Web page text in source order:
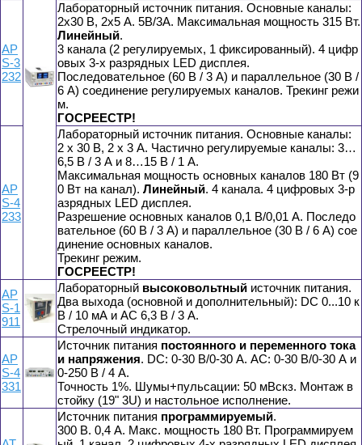
AP
S-3
232
Лабораторный источник питания. Основные каналы:
2x30 В, 2x5 А. 5В/3А. Максимальная мощность 315 Вт.
Линейный.
3 канала (2 регулируемых, 1 фиксированный). 4 цифр
овых 3-х разрядных LED дисплея.
Последовательное (60 В / 3 А) и параллельное (30 В /
6 А) соединение регулируемых каналов. Трекинг режи
м.
ГОСРЕЕСТР!
AP
S-4
233
Лабораторный источник питания. Основные каналы:
2 х 30 В, 2 x 3 А. Частично регулируемые каналы: 3…
6,5 В / 3 А и 8…15 В / 1 А.
Максимальная мощность основных каналов 180 Вт (9
0 Вт на канал). Линейный. 4 канала. 4 цифровых 3-р
азрядных LED дисплея.
Разрешение основных каналов 0,1 В/0,01 А. Последо
вательное (60 В / 3 А) и параллельное (30 В / 6 А) сое
динение основных каналов.
Трекинг режим.
ГОСРЕЕСТР!
AP
S-1
911
Лабораторный высоковольтный источник питания.
Два выхода (основной и дополнительный): DC 0...10 к
В / 10 мА и AC 6,3 В / 3 А.
Стрелочный индикатор.
AP
S-4
331
Источник питания постоянного и переменного тока
и напряжения. DC: 0-30 В/0-30 А. AC: 0-30 В/0-30 А и
0-250 В / 4 А.
Точность 1%. Шумы+пульсации: 50 мВскз. Монтаж в
стойку (19" 3U) и настольное исполнение.
Источник питания программируемый.
300 В. 0,4 А. Макс. мощность 180 Вт. Программируем